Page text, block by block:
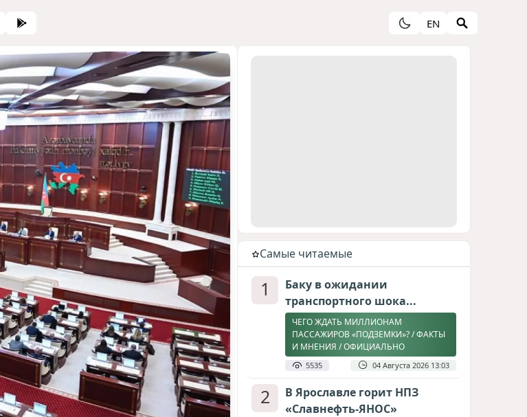
EN
Cамые читаемые
1
Баку в ожидании
транспортного шока...
ЧЕГО ЖДАТЬ МИЛЛИОНАМ
ПАССАЖИРОВ «ПОДЗЕМКИ»? / ФАКТЫ
И МНЕНИЯ / ОФИЦИАЛЬНО
5535 04 Августа 2026 13:03
2
В Ярославле горит НПЗ
«Славнефть-ЯНОС»